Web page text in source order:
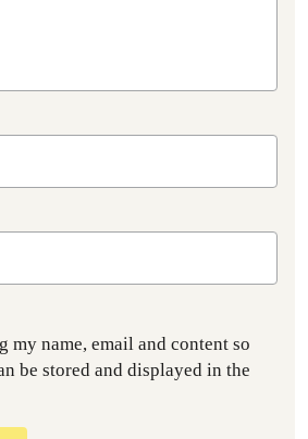
my name, email and content so
be stored and displayed in the